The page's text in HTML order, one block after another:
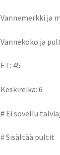
Vannemerkki ja
Vannekoko ja
ET: 45
Keskireikä: 6
# Ei sovellu
# Sisältää pultit